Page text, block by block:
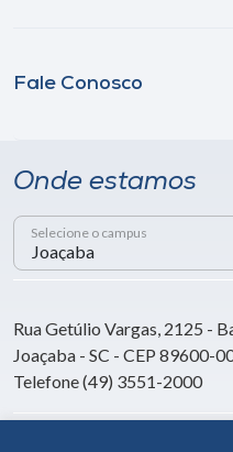
Fale Conosco
Onde estamos
Selecione o campus
Rua Getúlio Vargas, 2125 -
Joaçaba - SC - CEP 89600-
Telefone (49) 3551-2000